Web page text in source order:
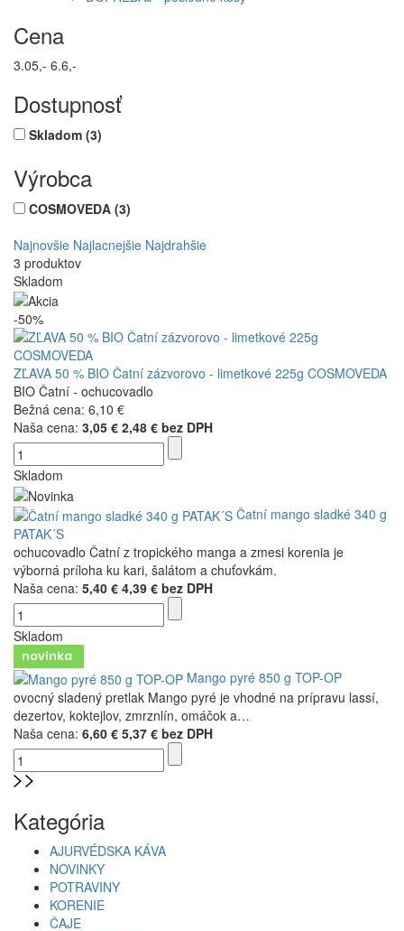
Cena
3.05,- 6.6,-
Dostupnosť
Skladom (3)
Výrobca
COSMOVEDA (3)
Najnovšie Najlacnejšie Najdrahšie
3 produktov
Skladom
-50%
ZĽAVA 50 % BIO Čatní zázvorovo - limetkové 225g COSMOVEDA
BIO Čatní - ochucovadlo
Bežná cena: 6,10 €
Naša cena: 3,05 € 2,48 € bez DPH
Skladom
Čatní mango sladké 340 g
PATAK´S
ochucovadlo Čatní z tropického manga a zmesi korenia je
výborná príloha ku kari, šalátom a chuťovkám.
Naša cena: 5,40 € 4,39 € bez DPH
Skladom
Mango pyré 850 g TOP-OP
ovocný sladený pretlak Mango pyré je vhodné na prípravu lassí,
dezertov, koktejlov, zmrznlín, omáčok a…
Naša cena: 6,60 € 5,37 € bez DPH
Kategória
AJURVÉDSKA KÁVA
NOVINKY
POTRAVINY
KORENIE
ČAJE